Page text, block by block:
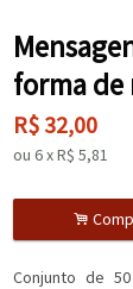
forma de
R$ 32,00
ou 6xR$ 5,81
.
Conjunto de